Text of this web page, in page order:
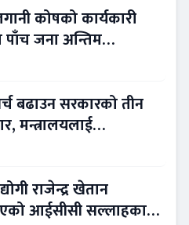
कोषको कार्यकारी
पाँच जना अन्तिम
बढाउन सरकारको तीन
मन्त्रालयलाई
राजेन्द्र खेतान
आईसीसी सल्लाहकार